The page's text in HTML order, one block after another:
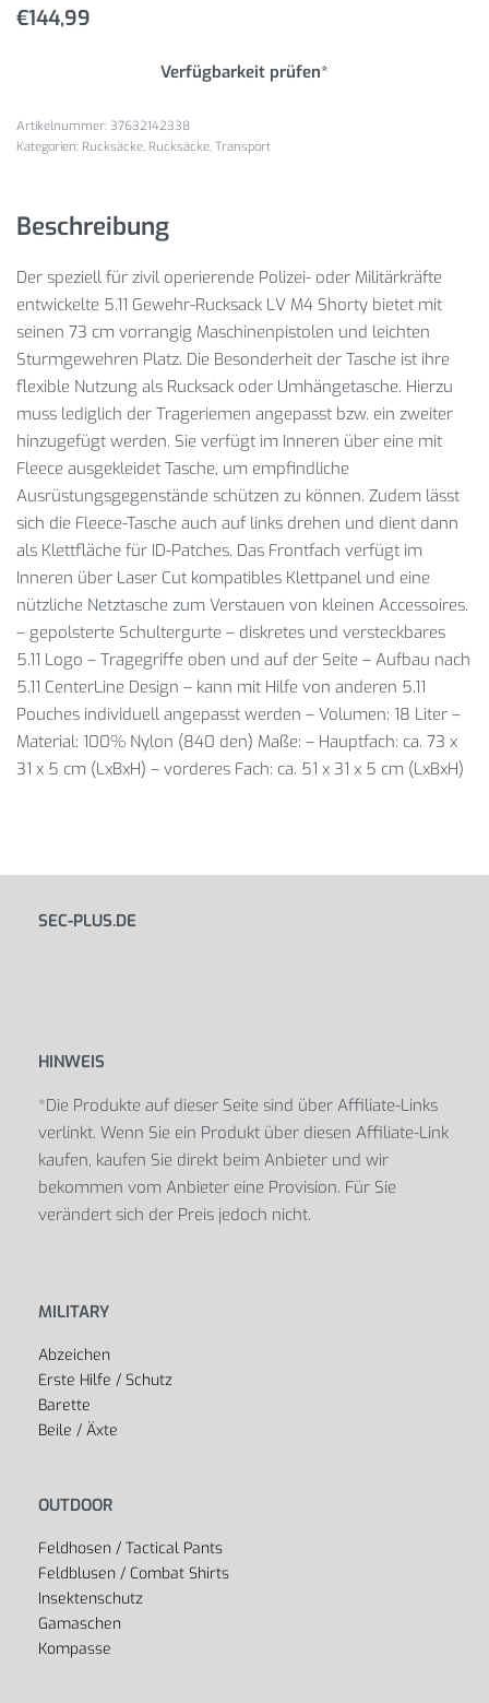
€144,99
Verfügbarkeit prüfen*
37632142338
Kategorien: Rucksäcke, Rucksäcke, Transport
Beschreibung
Der speziell für zivil operierende Polizei- oder Militärkräfte
entwickelte 5.11 Gewehr-Rucksack LV M4 Shorty bietet mit
seinen 73 cm vorrangig Maschinenpistolen und leichten
Sturmgewehren Platz. Die Besonderheit der Tasche ist ihre
flexible Nutzung als Rucksack oder Umhängetasche. Hierzu
muss lediglich der Trageriemen angepasst bzw. ein zweiter
hinzugefügt werden. Sie verfügt im Inneren über eine mit
Fleece ausgekleidet Tasche, um empfindliche
Ausrüstungsgegenstände schützen zu können. Zudem lässt
sich die Fleece-Tasche auch auf links drehen und dient dann
als Klettfläche für ID-Patches. Das Frontfach verfügt im
Inneren über Laser Cut kompatibles Klettpanel und eine
nützliche Netztasche zum Verstauen von kleinen Accessoires.
– gepolsterte Schultergurte – diskretes und versteckbares
5.11 Logo – Tragegriffe oben und auf der Seite – Aufbau nach
5.11 CenterLine Design – kann mit Hilfe von anderen 5.11
Pouches individuell angepasst werden – Volumen: 18 Liter –
Material: 100% Nylon (840 den) Maße: – Hauptfach: ca. 73 x
31 x 5 cm (LxBxH) – vorderes Fach: ca. 51 x 31 x 5 cm (LxBxH)
SEC-PLUS.DE
HINWEIS
*Die Produkte auf dieser Seite sind über Affiliate-Links
verlinkt. Wenn Sie ein Produkt über diesen Affiliate-Link
kaufen, kaufen Sie direkt beim Anbieter und wir
bekommen vom Anbieter eine Provision. Für Sie
verändert sich der Preis jedoch nicht.
MILITARY
Abzeichen
Erste Hilfe / Schutz
Barette
Beile / Äxte
OUTDOOR
Feldhosen / Tactical Pants
Feldblusen / Combat Shirts
Insektenschutz
Gamaschen
Kompasse